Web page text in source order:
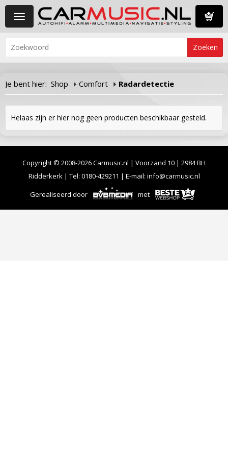
Toggle
navigation
Je bent hier: Shop Comfort Radardetectie
Helaas zijn er hier nog geen producten beschikbaar gesteld.
Copyright © 2008-2026 Carmusic.nl | Voorzand 10 | 2984 BH
Ridderkerk | Tel: 0180-429211 | E-mail: info@carmusic.nl
Gerealiseerd door
met